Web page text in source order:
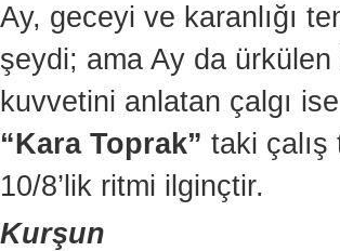
Ay, geceyi ve karanlığı
şeydi; ama Ay da
kuvvetini anlatan çalgı
“Kara Toprak” taki
10/8’lik ritmi ilginçtir.
Kurşun